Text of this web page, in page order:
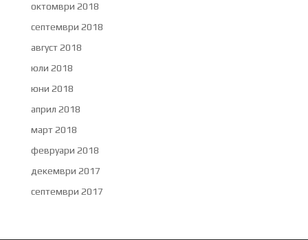
октомври 2018
септември 2018
август 2018
юли 2018
юни 2018
април 2018
март 2018
февруари 2018
декември 2017
септември 2017